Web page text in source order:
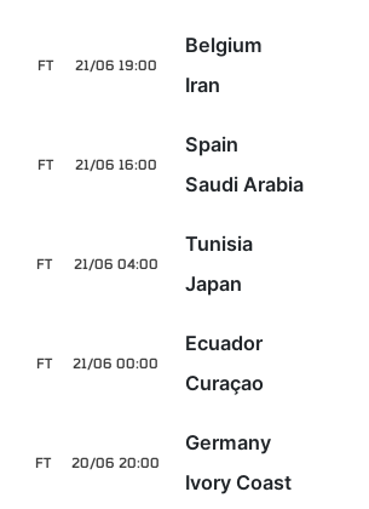
21/06 19:00
FT
Belgium
Iran
21/06 16:00
FT
Spain
Saudi Arabia
21/06 04:00
FT
Tunisia
Japan
21/06 00:00
FT
Ecuador
Curaçao
20/06 20:00
FT
Germany
Ivory Coast